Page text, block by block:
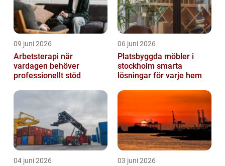
09 juni 2026
Arbetsterapi när
vardagen behöver
professionellt stöd
06 juni 2026
Platsbyggda möbler i
stockholm smarta
lösningar för varje hem
04 juni 2026 03 juni 2026